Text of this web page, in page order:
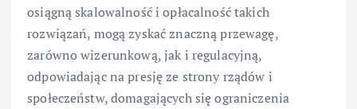
osiągną skalowalność i opłacalność takich
rozwiązań, mogą zyskać znaczną przewagę,
zarówno wizerunkową, jak i regulacyjną,
odpowiadając na presję ze strony rządów i
społeczeństw, domagających się ograniczenia